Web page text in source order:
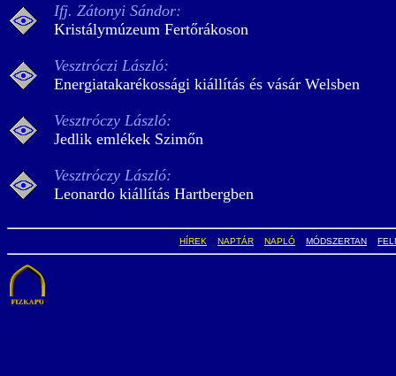
Ifj. Zátonyi Sándor:
Kristálymúzeum Fertőrákoson
Vesztróczi László:
Energiatakarékossági kiállítás és vásár Welsben
Vesztróczy László:
Jedlik emlékek Szimőn
Vesztróczy László:
Leonardo kiállítás Hartbergben
HÍREK NAPTÁR NAPLÓ MÓDSZERTAN